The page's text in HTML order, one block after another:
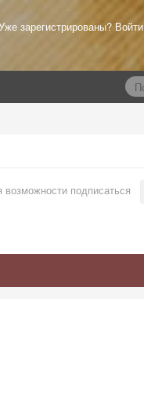
зарегистрированы? Войти
возможности подписаться